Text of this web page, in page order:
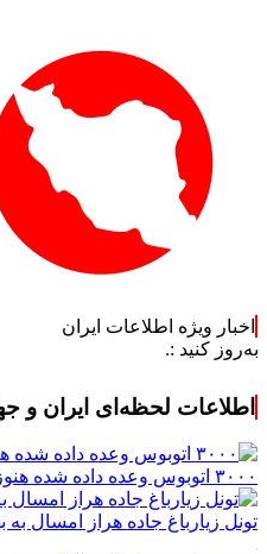
اخبار ویژه اطلاعات ایران
اطلاعات لحظه‌ای ایران و
۳۰۰۰ اتوبوس وعده داده شده هنوز وارد طرح اربعین نشده است
تونل زیارباغ جاده هراز امسال